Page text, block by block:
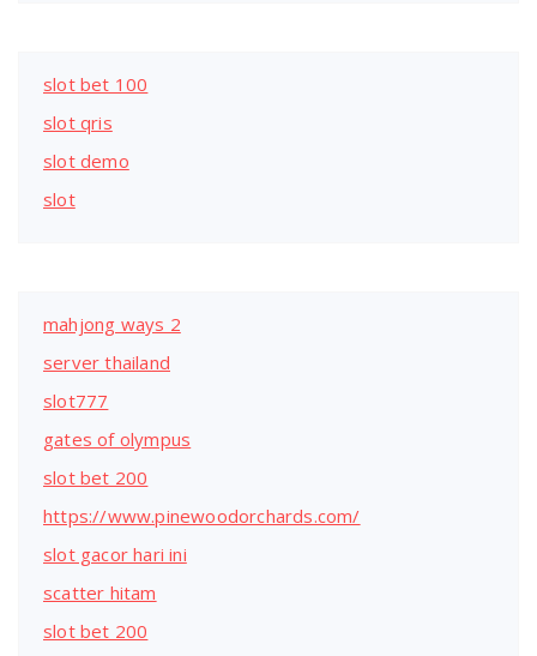
slot bet 100
slot qris
slot demo
slot
mahjong ways 2
server thailand
slot777
gates of olympus
slot bet 200
https://www.pinewoodorchards.com/
slot gacor hari ini
scatter hitam
slot bet 200